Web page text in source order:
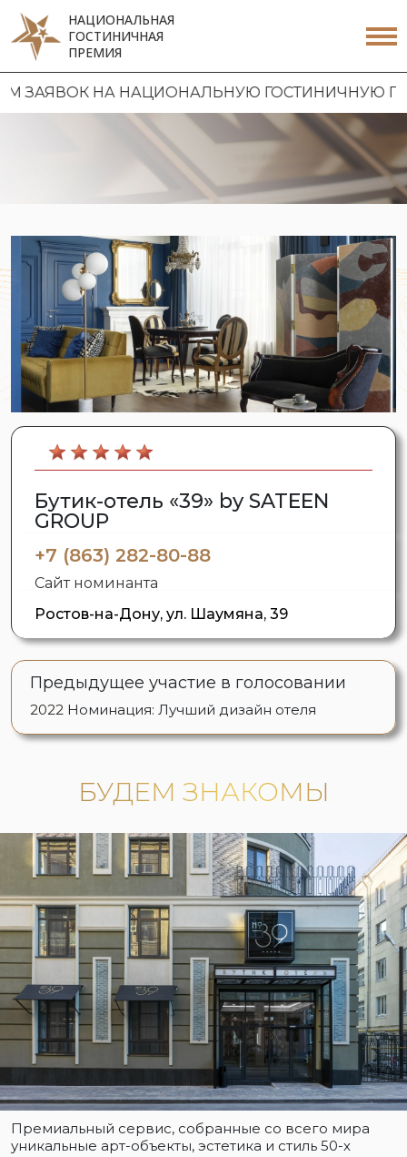
НАЦИОНАЛЬНАЯ
ГОСТИНИЧНАЯ
ПРЕМИЯ
НАЦИОНАЛЬНУЮ ГОСТИНИЧНУЮ ПРЕМИЮ
Бутик-отель «39» by SATEEN
GROUP
+7 (863) 282-80-88
Сайт номинанта
Ростов-на-Дону, ул. Шаумяна, 39
Предыдущее участие в голосовании
2022 Номинация: Лучший дизайн отеля
БУДЕМ ЗНАКОМЫ
Премиальный сервис, собранные со всего мира
уникальные арт-объекты, эстетика и стиль 50-х